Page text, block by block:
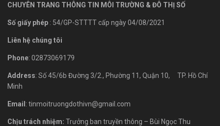
CHUYÊN TRANG THÔNG TIN MÔI TRƯỜNG & ĐÔ THỊ SỐ
Số giấy phép : 54/GP-STTTT cấp ngày 04/08/2021
Liên hệ chúng tôi
Phone: 02873069179
Address: Số 45/6b Đường 3/2., Phường 11, Quận 10, TP. Hồ Chí
Minh
Email : tinmoitruongdothivn@gmail.com
Chịu trách nhiệm: Trưởng ban truyền thông – Bùi Ngọc Thu